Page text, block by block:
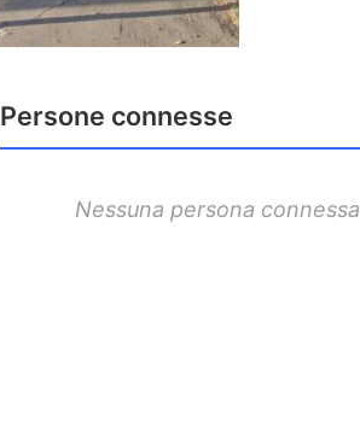
Persone connesse
Nessuna persona connessa